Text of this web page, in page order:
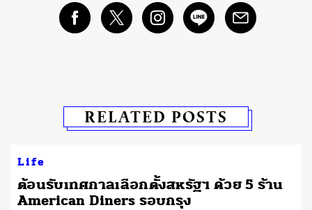
RELATED POSTS
Life
ต้อนรับเทศกาลเลือกตั้งสหรัฐฯ ด้วย 5 ร้าน
American Diners รอบกรุง